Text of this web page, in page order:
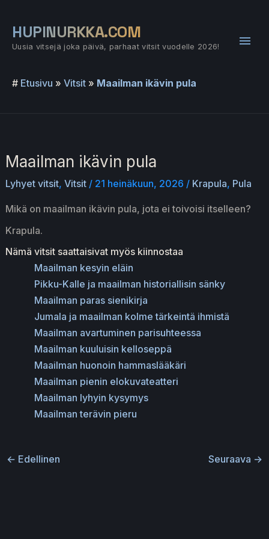
sisältöön
HUPINURKKA.COM
Uusia vitsejä joka päivä, parhaat vitsit vuodelle 2026!
# Etusivu » Vitsit » Maailman ikävin pula
Maailman ikävin pula
Lyhyet vitsit, Vitsit/ 21 heinäkuun, 2026 / Krapula, Pula
Mikä on maailman ikävin pula, jota ei toivoisi itselleen?
Krapula.
Nämä vitsit saattaisivat myös kiinnostaa
Maailman kesyin eläin
Pikku-Kalle ja maailman historiallisin sänky
Maailman paras sienikirja
Jumala ja maailman kolme tärkeintä ihmistä
Maailman avartuminen parisuhteessa
Maailman kuuluisin kelloseppä
Maailman huonoin hammaslääkäri
Maailman pienin elokuvateatteri
Maailman lyhyin kysymys
Maailman terävin pieru
← Edellinen Seuraava →